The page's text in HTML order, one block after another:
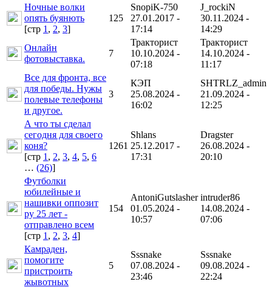
Ночные волки
опять буянють
[cтр 1, 2, 3]
125
SnopiK-750
27.01.2017 -
17:14
J_rockiN
30.11.2024 -
14:29
Онлайн
фотовыставка.
7
Тракторист
10.10.2024 -
07:18
Тракторист
14.10.2024 -
11:17
Все для фронта, все
для победы. Нужы
полевые телефоны
и другое.
3
КЭП
25.08.2024 -
16:02
SHTRLZ_admin
21.09.2024 -
12:25
А что ты сделал
сегодня для своего
коня?
[cтр 1, 2, 3, 4, 5, 6
… (26)]
1261
Shlans
25.12.2017 -
17:31
Dragster
26.08.2024 -
20:10
Футболки
юбилейные и
нашивки оппозит
ру 25 лет -
отправлено всем
[cтр 1, 2, 3, 4]
154
AntoniGutslasher
01.05.2024 -
10:57
intruder86
14.08.2024 -
07:06
Камраден,
помогите
пристроить
жывотных
5
Sssnake
07.08.2024 -
23:46
Sssnake
09.08.2024 -
22:24